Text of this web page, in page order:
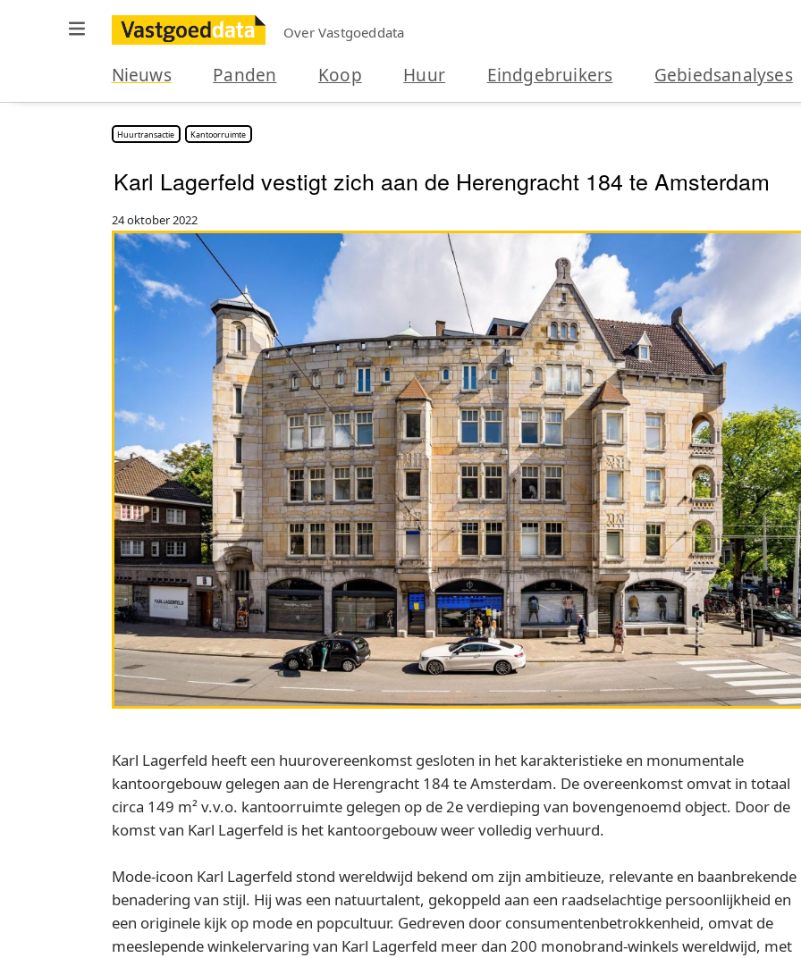
Over Vastgoeddata
Nieuws Panden Koop Huur Eindgebruikers Gebiedsanalyses
Huurtransactie Kantoorruimte
Karl Lagerfeld vestigt zich aan de Herengracht 184 te Amsterdam
24 oktober 2022
Karl Lagerfeld heeft een huurovereenkomst gesloten in het karakteristieke en monumentale
kantoorgebouw gelegen aan de Herengracht 184 te Amsterdam. De overeenkomst omvat in totaal
circa 149 m² v.v.o. kantoorruimte gelegen op de 2e verdieping van bovengenoemd object. Door de
komst van Karl Lagerfeld is het kantoorgebouw weer volledig verhuurd.
Mode-icoon Karl Lagerfeld stond wereldwijd bekend om zijn ambitieuze, relevante en baanbrekende
benadering van stijl. Hij was een natuurtalent, gekoppeld aan een raadselachtige persoonlijkheid en
een originele kijk op mode en popcultuur. Gedreven door consumentenbetrokkenheid, omvat de
meeslepende winkelervaring van Karl Lagerfeld meer dan 200 monobrand-winkels wereldwijd, met